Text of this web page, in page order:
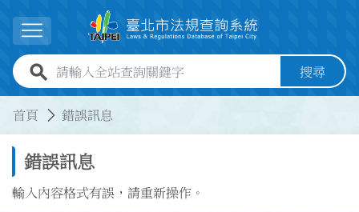
展開選單
全站查詢關鍵字欄位 搜尋
首頁 錯誤訊息
錯誤訊息
輸入內容格式有誤，請重新操作。